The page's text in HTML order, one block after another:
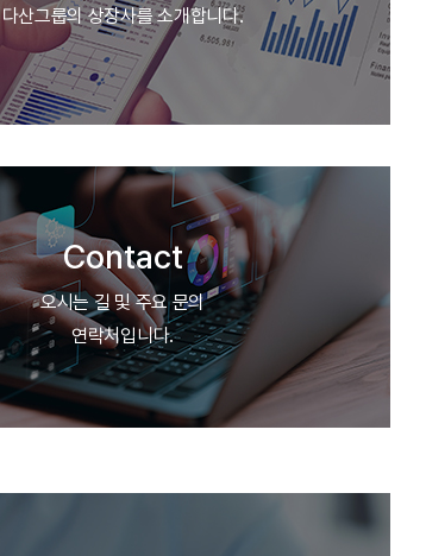
다산그룹의 상장사를 소개합니다.
Contact
오시는 길 및 주요 문의
연락처입니다.